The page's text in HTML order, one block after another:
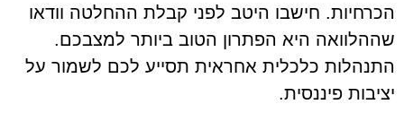
הכרחיות. חישבו היטב לפני קבלת ההחלטה וודאו
שההלוואה היא הפתרון הטוב ביותר למצבכם.
התנהלות כלכלית אחראית תסייע לכם לשמור על
יציבות פיננסית.